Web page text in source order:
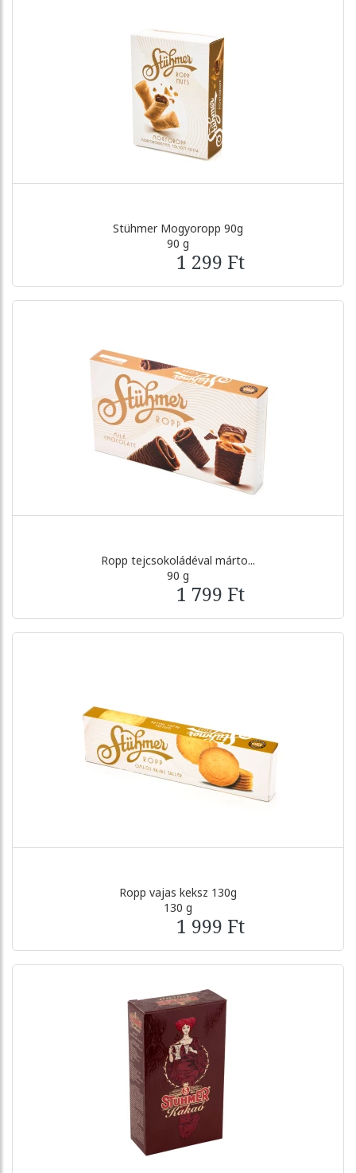
Stühmer Mogyoropp 90g
90 g
1 299 Ft
Ropp tejcsokoládéval márto...
90 g
1 799 Ft
Ropp vajas keksz 130g
130 g
1 999 Ft